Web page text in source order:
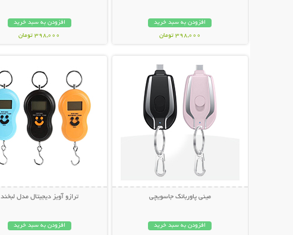
افزودن به سبد خرید
398,000 تومان
افزودن به سبد خرید
398,000 تومان
مینی پاوربانک جاسویچی
افزودن به سبد خرید
ترازو آویز دیجیتال مدل لبخند
افزودن به سبد خرید